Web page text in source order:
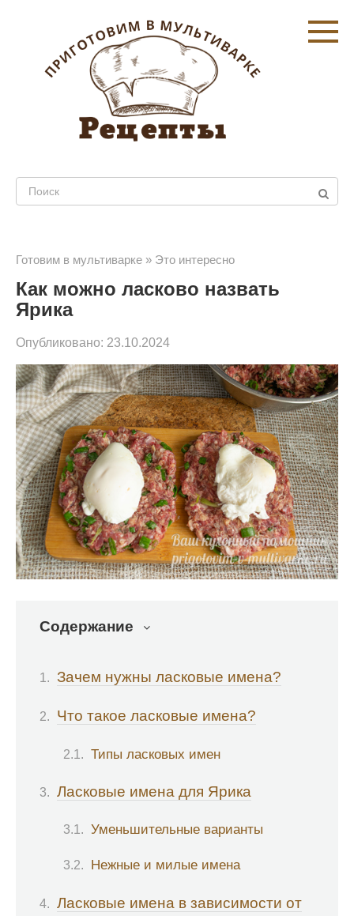
контенту
Поиск:
Готовим в мультиварке » Это интересно
Как можно ласково назвать
Ярика
Опубликовано: 23.10.2024
Содержание
Зачем нужны ласковые имена?
Что такое ласковые имена?
Типы ласковых имен
Ласковые имена для Ярика
Уменьшительные варианты
Нежные и милые имена
Ласковые имена в зависимости от